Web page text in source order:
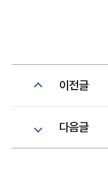
이전글
다음글